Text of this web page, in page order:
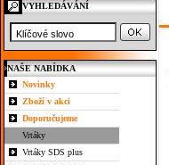
VYHLEDÁVÁNÍ
NAŠE NABÍDKA
Novinky
Zboží v akci
Doporučujeme
Vrtáky
Vrtáky SDS plus